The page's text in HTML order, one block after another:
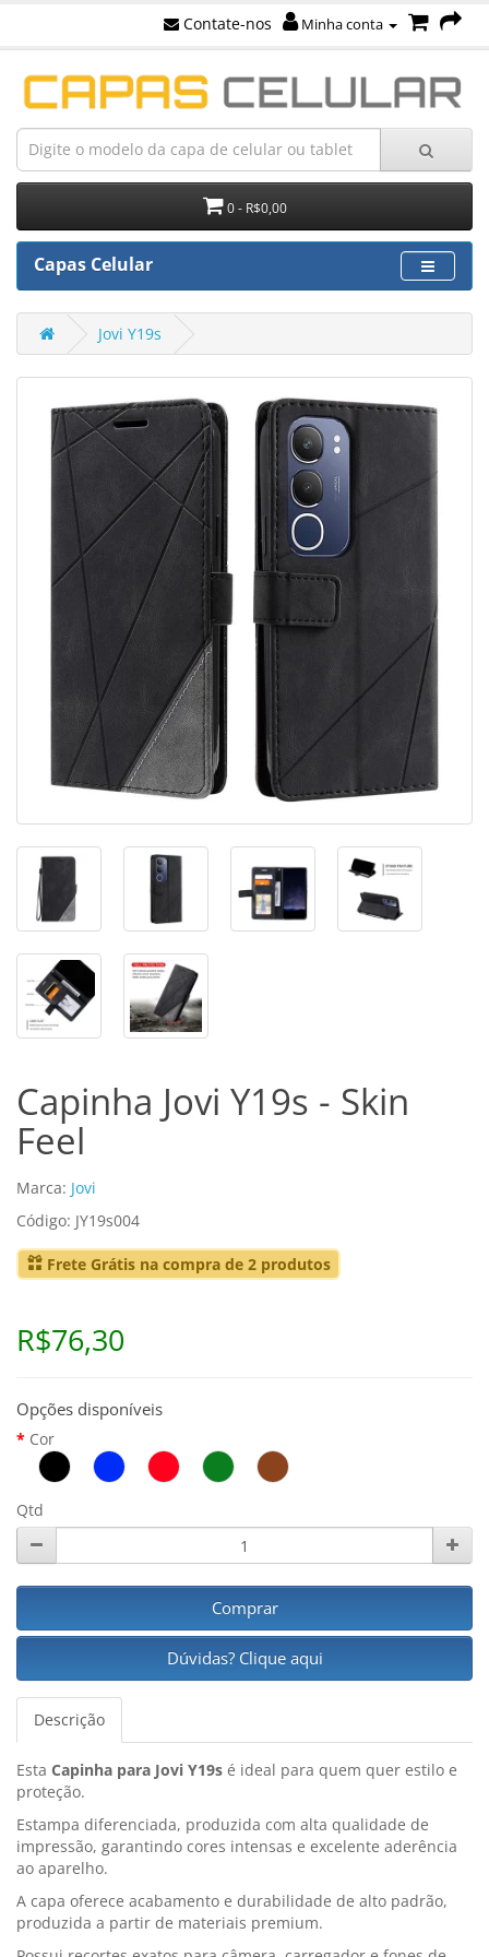
Contate-nos Minha conta
0 - R$0,00
Capas Celular
Jovi Y19s
Capinha Jovi Y19s - Skin
Feel
Marca: Jovi
Código: JY19s004
Frete Grátis na compra de 2 produtos
R$76,30
Opções disponíveis
Cor
Qtd
Comprar
Dúvidas? Clique aqui
Descrição
Esta Capinha para Jovi Y19s é ideal para quem quer estilo e
proteção.
Estampa diferenciada, produzida com alta qualidade de
impressão, garantindo cores intensas e excelente aderência
ao aparelho.
A capa oferece acabamento e durabilidade de alto padrão,
produzida a partir de materiais premium.